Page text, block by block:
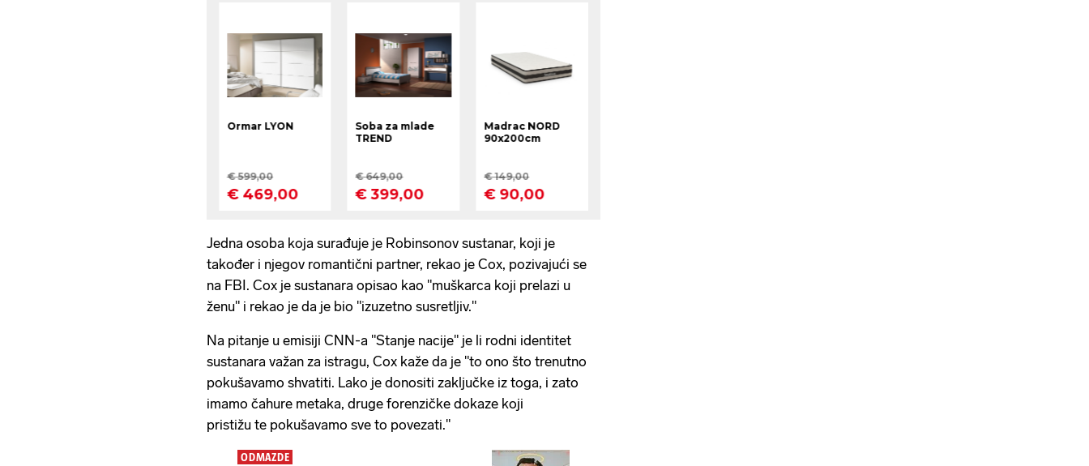
Jedna osoba koja surađuje je Robinsonov sustanar, koji je
također i njegov romantični partner, rekao je Cox, pozivajući se
na FBI. Cox je sustanara opisao kao "muškarca koji prelazi u
ženu" i rekao je da je bio "izuzetno susretljiv."
Na pitanje u emisiji CNN-a "Stanje nacije" je li rodni identitet
sustanara važan za istragu, Cox kaže da je "to ono što trenutno
pokušavamo shvatiti. Lako je donositi zaključke iz toga, i zato
imamo čahure metaka, druge forenzičke dokaze koji
pristižu te pokušavamo sve to povezati."
ODMAZDE